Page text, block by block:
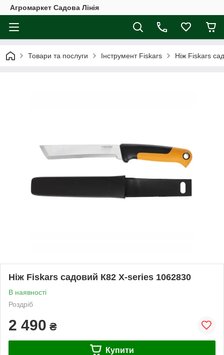
Агромаркет Садова Лінія
Товари та послуги Інструмент Fiskars Ніж Fiskars
Ніж Fiskars садовий К82 X-series 1062830
В наявності
Роздріб
2 490 ₴
Купити